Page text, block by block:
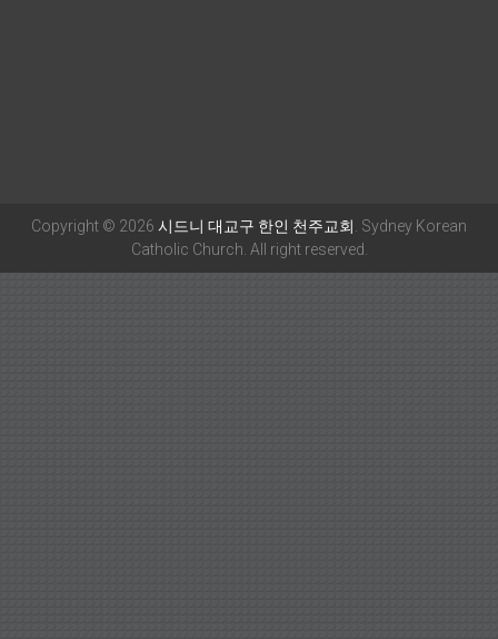
Copyright © 2026 시드니 대교구 한인 천주교회 . Sydney Korean
Catholic Church. All right reserved.